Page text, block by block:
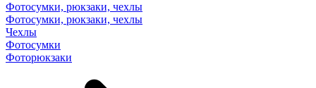
Фотосумки, рюкзаки, чехлы
Фотосумки, рюкзаки, чехлы
Чехлы
Фотосумки
Фоторюкзаки